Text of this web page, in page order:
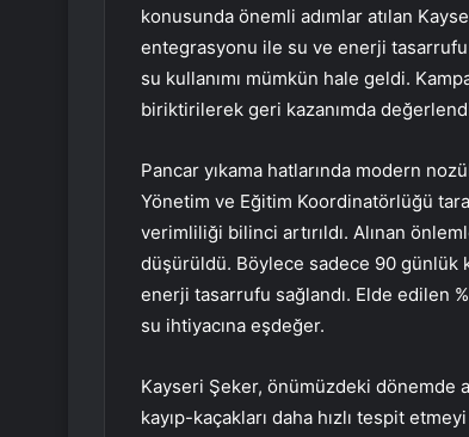
konusunda önemli adımlar atılan
entegrasyonu ile su ve enerji
su kullanımı mümkün hale geldi.
biriktirilerek geri kazanımda
Pancar yıkama hatlarında modern
Yönetim ve Eğitim Koordinatörlüğü
verimliliği bilinci artırıldı. Alınan
düşürüldü. Böylece sadece 90 günlük
enerji tasarrufu sağlandı. Elde edilen
su ihtiyacına eşdeğer.
Kayseri Şeker, önümüzdeki dönemde
kayıp-kaçakları daha hızlı tespit